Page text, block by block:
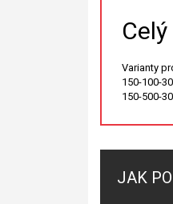
Varianty
150-100-
150-500-
JAK